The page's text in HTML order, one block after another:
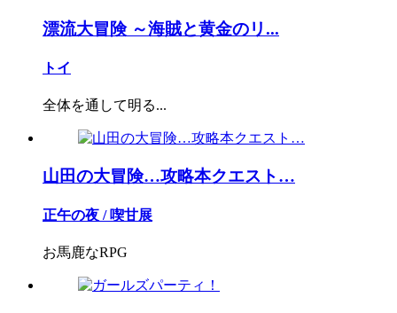
漂流大冒険 ～海賊と黄金のリ...
トイ
全体を通して明る...
山田の大冒険…攻略本クエスト…
正午の夜 / 喫甘展
お馬鹿なRPG